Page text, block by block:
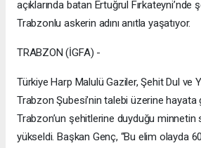
açıklarında batan Ertuğrul Fırkateyni’nde
Trabzonlu askerin adını anıtla yaşatıyor.
TRABZON (İGFA) -
Türkiye Harp Malulü Gaziler, Şehit Dul ve
Trabzon Şubesi’nin talebi üzerine hayata
Trabzon’un şehitlerine duyduğu
yükseldi. Başkan Genç, “Bu elim olayda